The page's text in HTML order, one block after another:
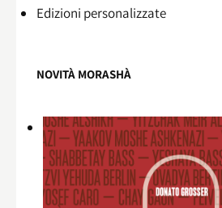
Edizioni personalizzate
NOVITÀ MORASHÀ